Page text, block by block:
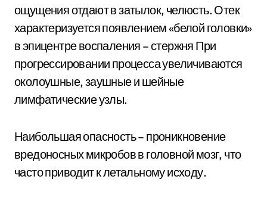
ощущения отдают в затылок, челюсть. Отек
характеризуется появлением «белой головки»
в эпицентре воспаления – стержня При
прогрессировании процесса увеличиваются
околоушные, заушные и шейные
лимфатические узлы.
Наибольшая опасность – проникновение
вредоносных микробов в головной мозг, что
часто приводит к летальному исходу.